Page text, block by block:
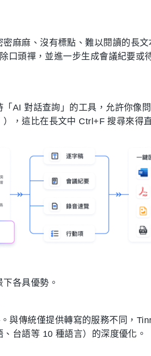
麻麻、沒有標點、難以閱讀的長
口頭禪，並進一步生成會議紀要或
AI 對話查詢」的工具，允許你像
，這比在長文中 Ctrl+F 搜尋來得
各具優勢。
與傳統僅提供轉寫的服務不同，
台語等 10 種語言）的深度優化。